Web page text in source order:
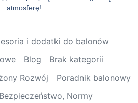
atmosferę!
i dodatki do balonów
Blog
Brak kategorii
Rozwój
Poradnik balonowy
Normy